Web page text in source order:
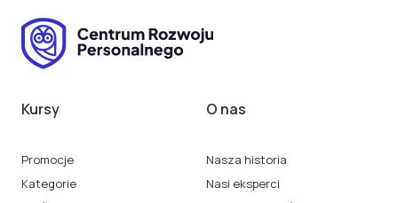
Kursy
Promocje
Kategorie
O nas
Nasza historia
Nasi eksperci